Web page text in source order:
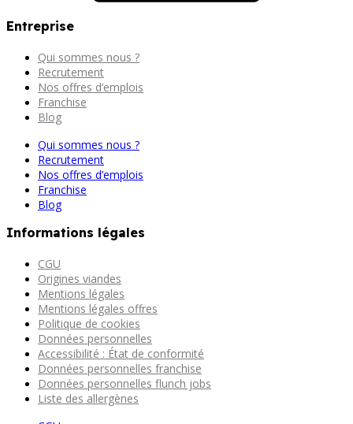
Entreprise
Qui sommes nous ?
Recrutement
Nos offres d’emplois
Franchise
Blog
Qui sommes nous ?
Recrutement
Nos offres d’emplois
Franchise
Blog
Informations légales
CGU
Origines viandes
Mentions légales
Mentions légales offres
Politique de cookies
Données personnelles
Accessibilité : État de conformité
Données personnelles franchise
Données personnelles flunch jobs
Liste des allergènes